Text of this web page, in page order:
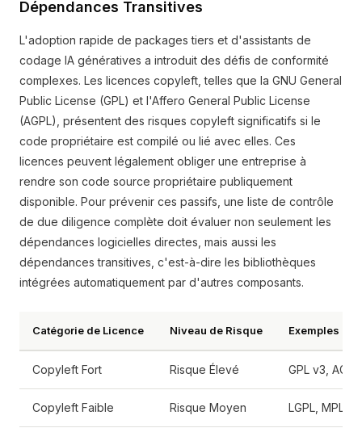
Dépendances Transitives
L'adoption rapide de packages tiers et d'assistants de
codage IA génératives a introduit des défis de conformité
complexes. Les licences copyleft, telles que la GNU General
Public License (GPL) et l'Affero General Public License
(AGPL), présentent des risques copyleft significatifs si le
code propriétaire est compilé ou lié avec elles. Ces
licences peuvent légalement obliger une entreprise à
rendre son code source propriétaire publiquement
disponible. Pour prévenir ces passifs, une liste de contrôle
de due diligence complète doit évaluer non seulement les
dépendances logicielles directes, mais aussi les
dépendances transitives, c'est-à-dire les bibliothèques
intégrées automatiquement par d'autres composants.
Catégorie de Licence Niveau de Risque Exemples
Copyleft Fort Risque Élevé GPL v3, AGPL
Copyleft Faible Risque Moyen LGPL, MPL